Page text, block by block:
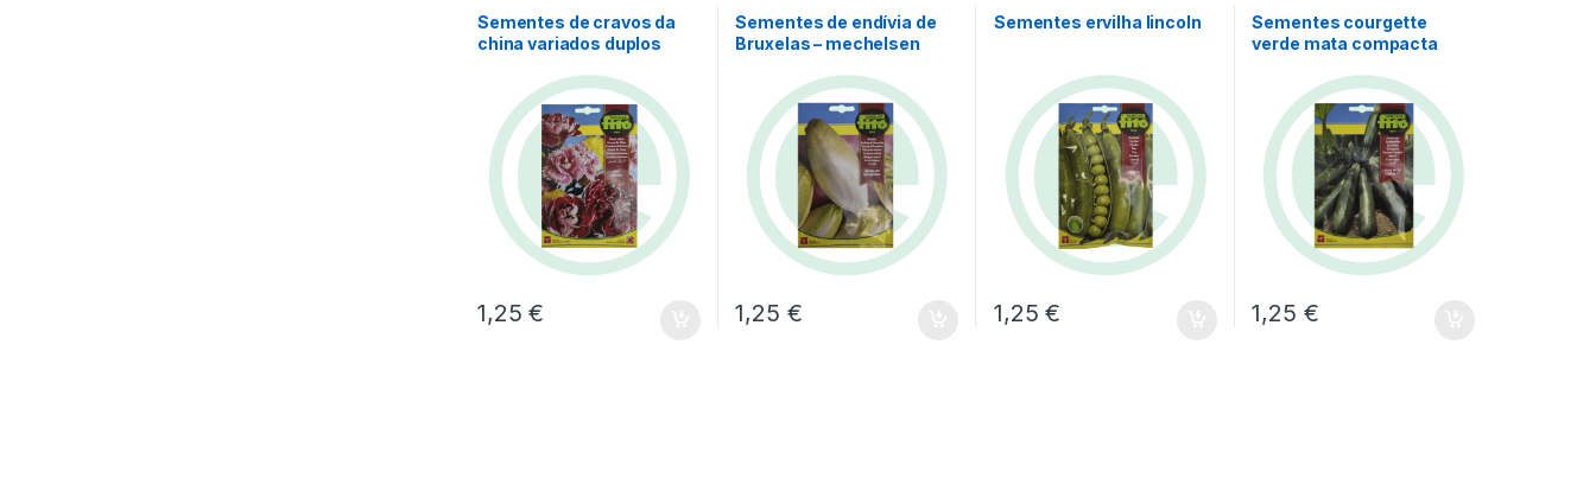
Sementes de cravos da
china variados duplos
1,25€
Sementes de endívia de
Bruxelas – mechelsen
1,25 €
Sementes ervilha lincoln
1,25€
Sementes courgette
verde mata compacta
1,25 €